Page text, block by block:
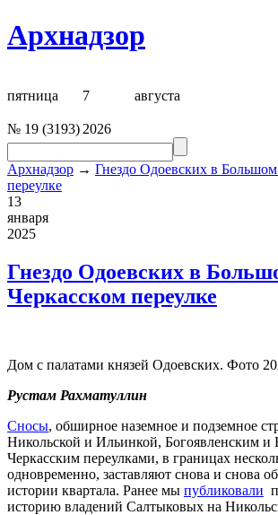
Архнадзор
пятница 7 августа
№ 19 (3193) 2026
Архнадзор → Гнездо Одоевских в
переулке
13
января
2025
Гнездо Одоевских в
Черкасском переулке
Дом с палатами князей Одоевских. Фото
Рустам Рахматуллин
Сносы, обширное наземное и подземное
Никольской и Ильинкой, Богоявленским
Черкасским переулками, в границах
одновременно, заставляют снова и снова
истории квартала. Ранее мы публиковали
историю владений Салтыковых на